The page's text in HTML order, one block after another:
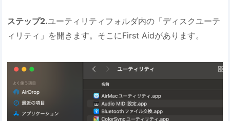
ステップ2.ユーティリティフォルダ内の「ディスクユーテ
ィリティ」を開きます。そこにFirst Aidがあります。